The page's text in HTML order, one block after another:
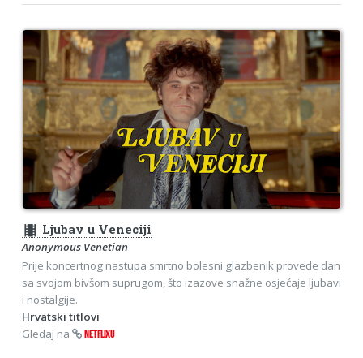
theaters Ljubav u Veneciji
Anonymous Venetian
Prije koncertnog nastupa smrtno bolesni glazbenik provede dan
sa svojom bivšom suprugom, što izazove snažne osjećaje ljubavi
i nostalgije.
Hrvatski titlovi
Gledaj na
NETFLIXU